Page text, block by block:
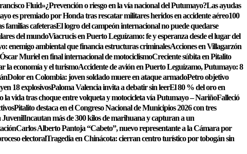
Fluid»¿Prevención o riesgo en la vía nacional del Putumayo?Las ayudas
es premiado por Honda tras rescatar militares heridos en accidente aéreo100
familias cafeterasEl logro del campeón internacional no puede quedarse
del mundoViacrucis en Puerto Leguízamo: fe y esperanza desde el lugar del
enemigo ambiental que financia estructuras criminalesAcciones en Villagarzón
Muriel en final internacional de motociclismoCreciente súbita en Pitalito
la economía y el turismoAccidente de avión en Puerto Leguízamo, Putumayo: 8
Dolor en Colombia: joven soldado muere en ataque armadoPetro objetivo
18 explosivosPaloma Valencia invita a debatir sin leerEl 80 % del oro en
la vida tras choque entre volqueta y motocicleta vía Putumayo – NariñoFalleció
Pitalito destaca en el Congreso Nacional de Municipios 2026 con tres
JuvenilIncautan más de 300 kilos de marihuana y capturan a un
Carlos Alberto Pantoja “Cabeto”, nuevo representante a la Cámara por
electoralTragedia en Chinácota: cierran centro turístico por tobogán sin